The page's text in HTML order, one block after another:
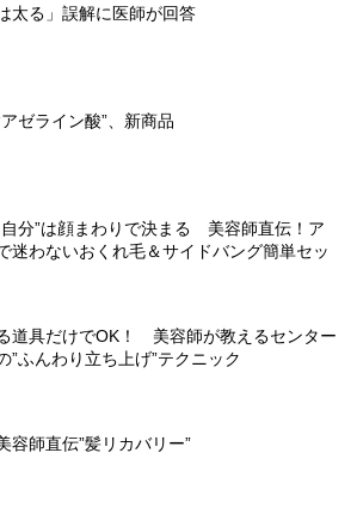
太る」誤解に医師が回答
ゼライン酸”、新商品
自分”は顔まわりで決まる 美容師直伝！ア
迷わないおくれ毛＆サイドバング簡単セッ
道具だけでOK！ 美容師が教えるセンター
”ふんわり立ち上げ”テクニック
容師直伝”髪リカバリー”